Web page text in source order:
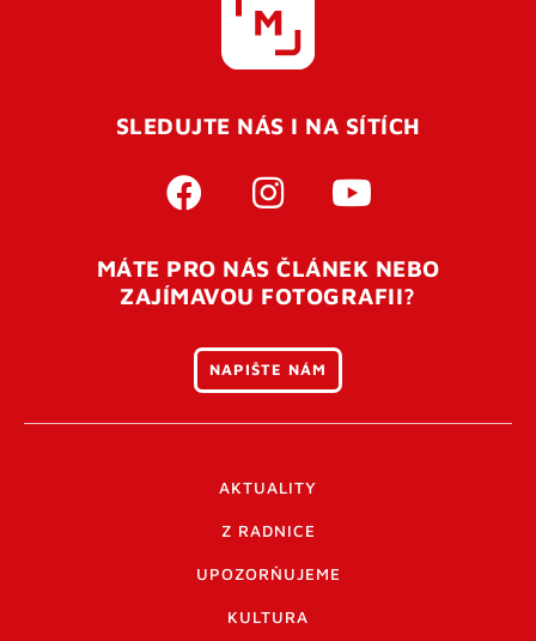
SLEDUJTE NÁS I NA SÍTÍCH
MÁTE PRO NÁS ČLÁNEK NEBO
ZAJÍMAVOU FOTOGRAFII?
NAPIŠTE NÁM
AKTUALITY
Z RADNICE
UPOZORŇUJEME
KULTURA